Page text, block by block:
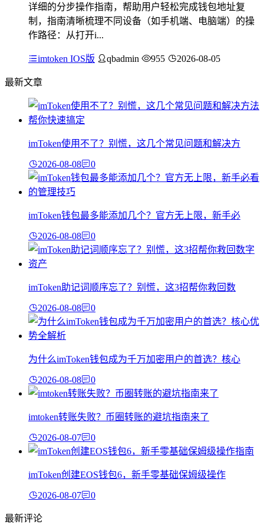
详细的分步操作指南，帮助用户轻松完成钱包地址复
制，指南清晰梳理不同设备（如手机端、电脑端）的操
作路径：从打开i...
imtoken IOS版 qbadmin 955 2026-08-05
最新文章
imToken使用不了？别慌，这几个常见问题和解决方
2026-08-08 0
imToken钱包最多能添加几个？官方无上限，新手必
2026-08-08 0
imToken助记词顺序忘了？别慌，这3招帮你救回数
2026-08-08 0
为什么imToken钱包成为千万加密用户的首选？核心
2026-08-08 0
imtoken转账失败？币圈转账的避坑指南来了
2026-08-07 0
imToken创建EOS钱包6，新手零基础保姆级操作
2026-08-07 0
最新评论